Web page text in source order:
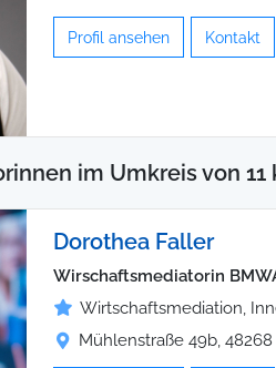
Profil ansehen Kontakt
im Umkreis von 11
Dorothea Faller
Wirschaftsmediatorin
Wirtschaftsmediation,
Mühlenstraße 49b,